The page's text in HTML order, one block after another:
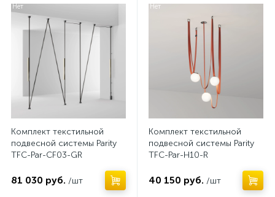
Нет
Комплект текстильной
подвесной системы Parity
TFC-Par-CF03-GR
81 030 руб. /шт
Нет
Комплект текстильной
подвесной системы Parity
TFC-Par-H10-R
40 150 руб. /шт